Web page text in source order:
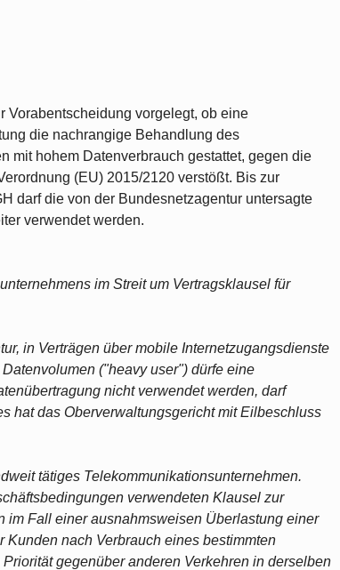
Vorabentscheidung vorgelegt, ob eine
die nachrangige Behandlung des
mit hohem Datenverbrauch gestattet, gegen die
(EU) 2015/2120 verstößt. Bis zur
darf die von der Bundesnetzagentur untersagte
verwendet werden.
im Streit um Vertragsklausel für
in Verträgen über mobile Internetzugangsdienste
("heavy user") dürfe eine
nicht verwendet werden, darf
hat das Oberverwaltungsgericht mit Eilbeschluss
tätiges Telekommunikationsunternehmen.
verwendeten Klausel zur
im Fall einer ausnahmsweisen Überlastung einer
nach Verbrauch eines bestimmten
gegenüber anderen Verkehren in derselben